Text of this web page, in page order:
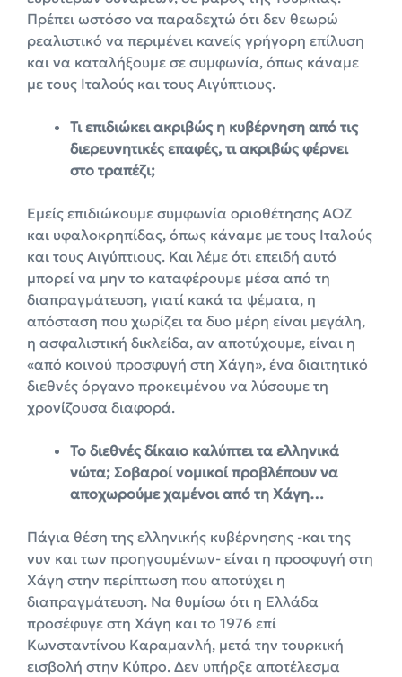
Πρέπει ωστόσο να παραδεχτώ ότι δεν θεωρώ
ρεαλιστικό να περιμένει κανείς γρήγορη επίλυση
και να καταλήξουμε σε συμφωνία, όπως κάναμε
με τους Ιταλούς και τους Αιγύπτιους.
Τι επιδιώκει ακριβώς η κυβέρνηση από τις
διερευνητικές επαφές, τι ακριβώς φέρνει
στο τραπέζι;
Εμείς επιδιώκουμε συμφωνία οριοθέτησης ΑΟΖ
και υφαλοκρηπίδας, όπως κάναμε με τους Ιταλούς
και τους Αιγύπτιους. Και λέμε ότι επειδή αυτό
μπορεί να μην το καταφέρουμε μέσα από τη
διαπραγμάτευση, γιατί κακά τα ψέματα, η
απόσταση που χωρίζει τα δυο μέρη είναι μεγάλη,
η ασφαλιστική δικλείδα, αν αποτύχουμε, είναι η
«από κοινού προσφυγή στη Χάγη», ένα διαιτητικό
διεθνές όργανο προκειμένου να λύσουμε τη
χρονίζουσα διαφορά.
Το διεθνές δίκαιο καλύπτει τα ελληνικά
νώτα; Σοβαροί νομικοί προβλέπουν να
αποχωρούμε χαμένοι από τη Χάγη…
Πάγια θέση της ελληνικής κυβέρνησης -και της
νυν και των προηγουμένων- είναι η προσφυγή στη
Χάγη στην περίπτωση που αποτύχει η
διαπραγμάτευση. Να θυμίσω ότι η Ελλάδα
προσέφυγε στη Χάγη και το 1976 επί
Κωνσταντίνου Καραμανλή, μετά την τουρκική
εισβολή στην Κύπρο. Δεν υπήρξε αποτέλεσμα